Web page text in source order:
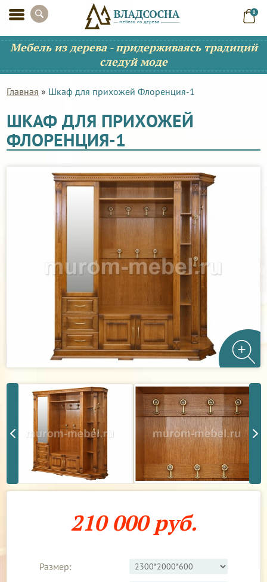
0
Мебель из дерева - придерживаясь традиций
следуй моде
Главная » Шкаф для прихожей Флоренция-1
ШКАФ ДЛЯ ПРИХОЖЕЙ
ФЛОРЕНЦИЯ-1
210 000 руб.
Размер: